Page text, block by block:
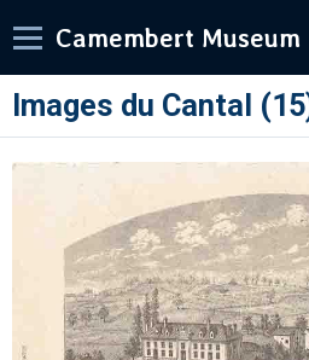
Camembert Museum
Images du Cantal